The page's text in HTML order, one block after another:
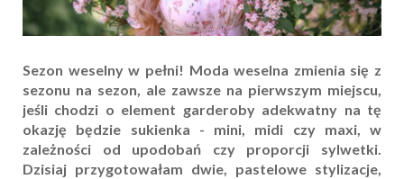
Sezon weselny w pełni! Moda weselna zmienia się z
sezonu na sezon, ale zawsze na pierwszym miejscu,
jeśli chodzi o element garderoby adekwatny na tę
okazję będzie sukienka - mini, midi czy maxi, w
zależności od upodobań czy proporcji sylwetki.
Dzisiaj przygotowałam dwie, pastelowe stylizacje,